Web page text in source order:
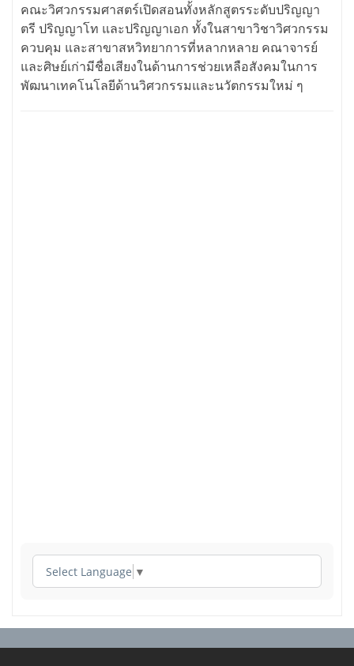
คณะวิศวกรรมศาสตร์เปิดสอนทั้งหลักสูตรระดับปริญญา
ตรี ปริญญาโท และปริญญาเอก ทั้งในสาขาวิชาวิศวกรรม
ควบคุม และสาขาสหวิทยาการที่หลากหลาย คณาจารย์
และศิษย์เก่ามีชื่อเสียงในด้านการช่วยเหลือสังคมในการ
พัฒนาเทคโนโลยีด้านวิศวกรรมและนวัตกรรมใหม่ ๆ
Select Language ▼